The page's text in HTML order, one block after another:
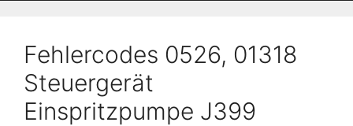
Fehlercodes 0526, 01318
Steuergerät
Einspritzpumpe J399